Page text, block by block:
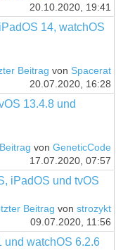
20.10.2020, 19:41
14, watchOS
Beitrag von Spacerat
20.07.2020, 16:28
13.4.8 und
von GeneticCode
17.07.2020, 07:57
iPadOS und tvOS
Beitrag von strozykt
09.07.2020, 11:56
und watchOS 6.2.6